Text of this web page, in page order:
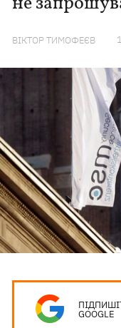
ВІКТОР ТИМОФЕЄВ
GOOGLE